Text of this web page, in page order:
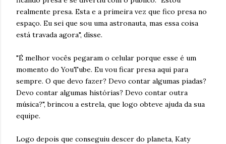
realmente presa. Esta e a primeira vez que fico presa no
espaço. Eu sei que sou uma astronauta, mas essa coisa
está travada agora", disse.
"É melhor vocês pegaram o celular porque esse é um
momento do YouTube. Eu vou ficar presa aqui para
sempre. O que devo fazer? Devo contar algumas piadas?
Devo contar algumas histórias? Devo contar outra
música?", brincou a estrela, que logo obteve ajuda da sua
equipe.
Logo depois que conseguiu descer do planeta, Katy